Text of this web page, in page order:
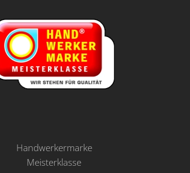
Handwerkermarke
Meisterklasse